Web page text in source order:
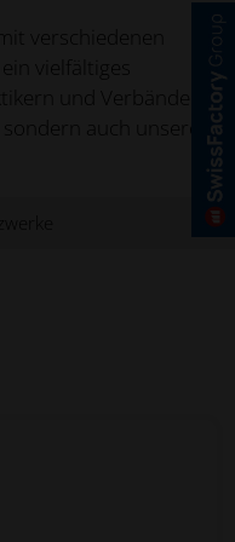
verschiedenen
vielfältiges
und Verbänden.
auch unsere